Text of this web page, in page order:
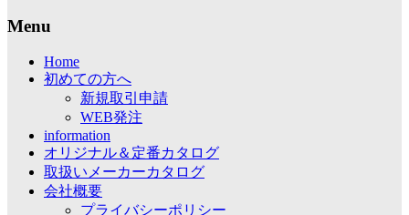
Menu
Home
初めての方へ
新規取引申請
WEB発注
information
オリジナル＆定番カタログ
取扱いメーカーカタログ
会社概要
プライバシーポリシー